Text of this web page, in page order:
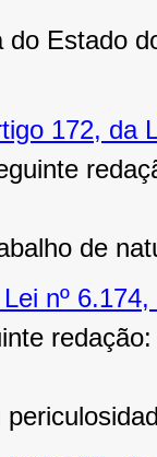
do Estado
172, da
de
nº
redação: